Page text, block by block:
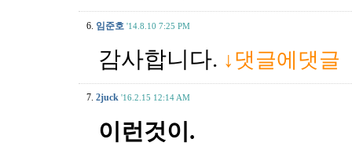
6. 임준호 '14.8.10 7:25 PM
감사합니다. ↓댓글에댓글
7. 2juck '16.2.15 12:14 AM
이런것이.